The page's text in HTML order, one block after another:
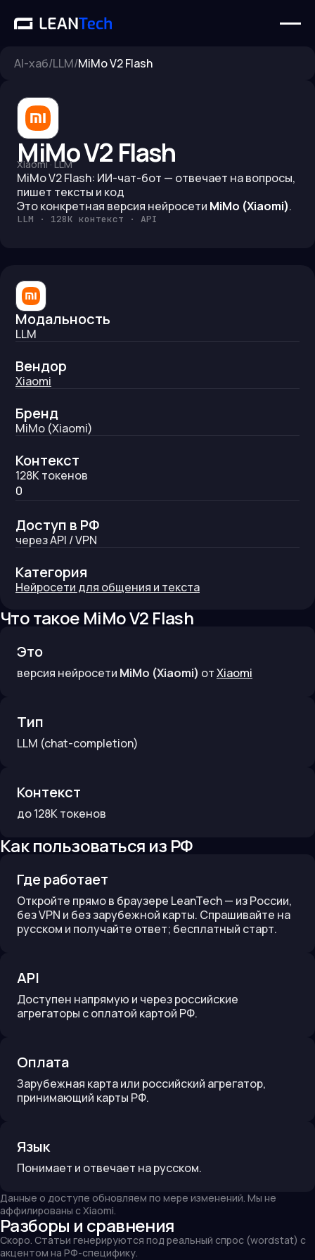
AI-хаб/LLM/MiMo V2 Flash
MiMo V2 Flash
Xiaomi ·LLM
MiMo V2 Flash: ИИ-чат-бот — отвечает на вопросы,
пишет тексты и код
Это конкретная версия нейросети MiMo (Xiaomi).
LLM · 128K контекст · API
Модальность
LLM
Вендор
Xiaomi
Бренд
MiMo (Xiaomi)
Контекст
128Kтокенов
0
Доступ в РФ
через API / VPN
Категория
Нейросети для общения и текста
Что такое MiMo V2 Flash
Это
версия нейросети MiMo (Xiaomi) отXiaomi
Тип
LLM (chat-completion)
Контекст
до128Kтокенов
Как пользоваться из РФ
Где работает
Откройте прямо в браузере LeanTech — из России,
без VPN и без зарубежной карты. Спрашивайте на
русском и получайте ответ; бесплатный старт.
API
Доступен напрямую и через российские
агрегаторы с оплатой картой РФ.
Оплата
Зарубежная карта или российский агрегатор,
принимающий карты РФ.
Язык
Понимает и отвечает на русском.
Данные о доступе обновляем по мере изменений. Мы не
аффилированы сXiaomi.
Разборы и сравнения
Скоро. Статьи генерируются под реальный спрос (wordstat) с
акцентом на РФ-специфику.